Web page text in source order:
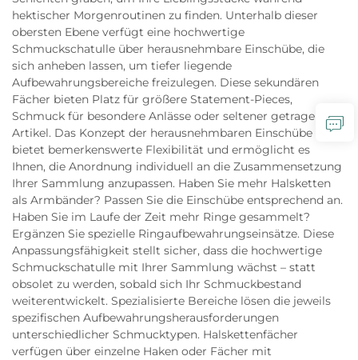
hektischer Morgenroutinen zu finden. Unterhalb dieser
obersten Ebene verfügt eine hochwertige
Schmuckschatulle über herausnehmbare Einschübe, die
sich anheben lassen, um tiefer liegende
Aufbewahrungsbereiche freizulegen. Diese sekundären
Fächer bieten Platz für größere Statement-Pieces,
Schmuck für besondere Anlässe oder seltener getragene
Artikel. Das Konzept der herausnehmbaren Einschübe
bietet bemerkenswerte Flexibilität und ermöglicht es
Ihnen, die Anordnung individuell an die Zusammensetzung
Ihrer Sammlung anzupassen. Haben Sie mehr Halsketten
als Armbänder? Passen Sie die Einschübe entsprechend an.
Haben Sie im Laufe der Zeit mehr Ringe gesammelt?
Ergänzen Sie spezielle Ringaufbewahrungseinsätze. Diese
Anpassungsfähigkeit stellt sicher, dass die hochwertige
Schmuckschatulle mit Ihrer Sammlung wächst – statt
obsolet zu werden, sobald sich Ihr Schmuckbestand
weiterentwickelt. Spezialisierte Bereiche lösen die jeweils
spezifischen Aufbewahrungsherausforderungen
unterschiedlicher Schmucktypen. Halskettenfächer
verfügen über einzelne Haken oder Fächer mit